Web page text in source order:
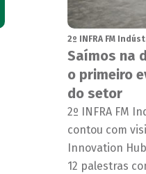
2º INFRA FM
Saímos na
o primeiro
do setor
2º INFRA FM
contou com
Innovation
12 palestras